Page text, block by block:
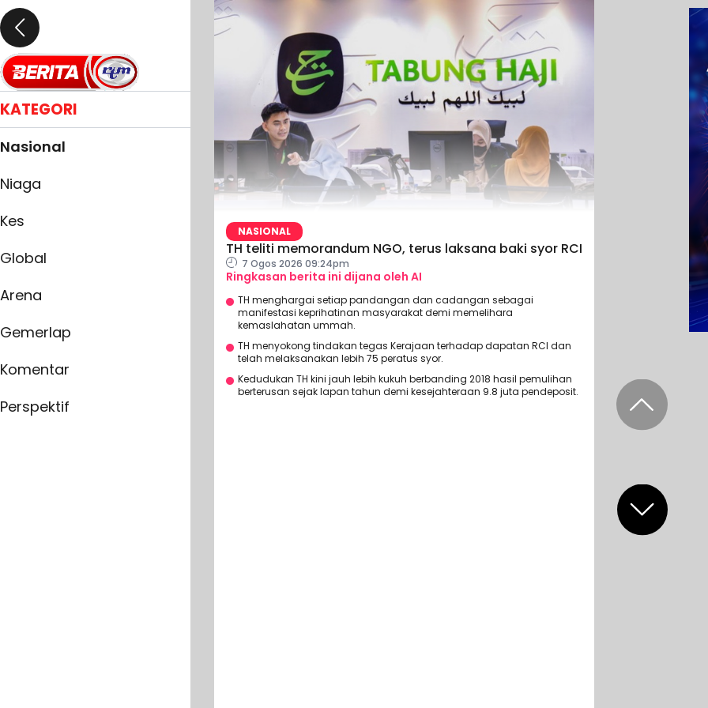
KATEGORI
Nasional
Niaga
Kes
Global
Arena
Gemerlap
Komentar
Perspektif
NASIONAL
TH teliti memorandum NGO, terus laksana baki syor RCI
7 Ogos 2026 09:24pm
Ringkasan berita ini dijana oleh AI
TH menghargai setiap pandangan dan cadangan sebagai
manifestasi keprihatinan masyarakat demi memelihara
kemaslahatan ummah.
TH menyokong tindakan tegas Kerajaan terhadap dapatan RCI dan
telah melaksanakan lebih 75 peratus syor.
Kedudukan TH kini jauh lebih kukuh berbanding 2018 hasil pemulihan
berterusan sejak lapan tahun demi kesejahteraan 9.8 juta pendeposit.